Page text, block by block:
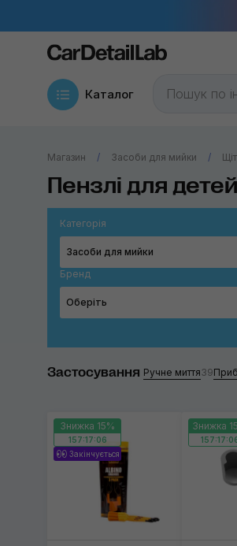
Каталог
Магазин Засоби для мийки
Пензлі для
Категорія
Засоби для мийки
Бренд
Оберіть
CDL
SOFT99
SGCB
Nanoskin
Застосувати
Застосування Ручне миття39
Знижка 15%
157:17:06
Закінчується
Знижка